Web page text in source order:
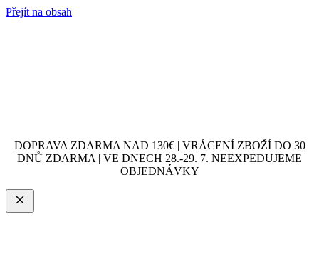
Přejít na obsah
DOPRAVA ZDARMA NAD 130€ | VRÁCENÍ ZBOŽÍ DO 30
DNŮ ZDARMA | VE DNECH 28.-29. 7. NEEXPEDUJEME
OBJEDNÁVKY